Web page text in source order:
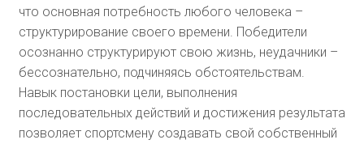
что основная потребность любого человека –
структурирование своего времени. Победители
осознанно структурируют свою жизнь, неудачники –
бессознательно, подчиняясь обстоятельствам.
Навык постановки цели, выполнения
последовательных действий и достижения результата
позволяет спортсмену создавать свой собственный